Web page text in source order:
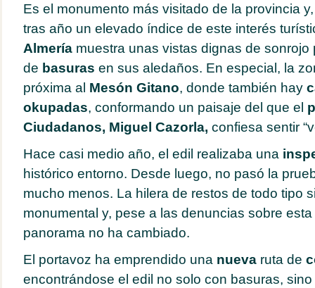
Es el monumento más visitado de la provincia
tras año un elevado índice de este interés
Almeríamuestra unas vistas dignas de sonrojo
de basuras en sus aledaños. En especial, la
próxima al Mesón Gitano, donde también hay
okupadas, conformando un paisaje del que el
Ciudadanos, Miguel Cazorla, confiesa sentir
Hace casi medio año, el edil realizaba una
histórico entorno. Desde luego, no pasó la
mucho menos. La hilera de restos de todo tipo
monumental y, pese a las denuncias sobre
panorama no ha cambiado.
El portavoz ha emprendido una nuevaruta de
encontrándose el edil no solo con basuras, sino